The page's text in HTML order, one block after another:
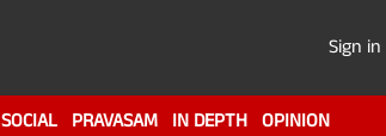
Sign in
SOCIAL PRAVASAM IN DEPTH OPINION